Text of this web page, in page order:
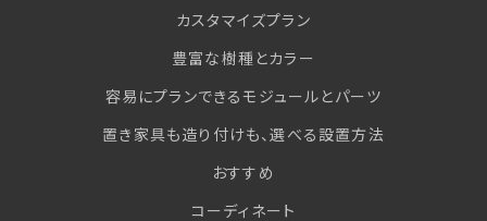
カスタマイズプラン
豊富な樹種とカラー
容易にプランできるモジュールとパーツ
置き家具も造り付けも、選べる設置方法
おすすめ
コーディネート